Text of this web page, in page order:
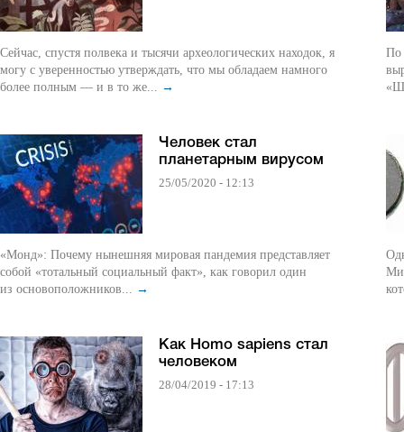
Сейчас, спустя полвека и тысячи археологических находок, я
могу с уверенностью утверждать, что мы обладаем намного
более полным — и в то же... →
Человек стал
планетарным вирусом
25/05/2020 - 12:13
«Монд»: Почему нынешняя мировая пандемия представляет
собой «тотальный социальный факт», как говорил один
из основоположников... →
Как Homo sapiens стал
человеком
28/04/2019 - 17:13
По